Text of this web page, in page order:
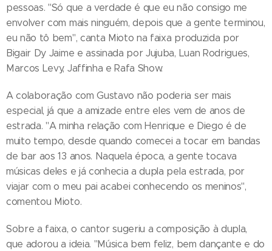
pessoas. "Só que a verdade é que eu não consigo me
envolver com mais ninguém, depois que a gente terminou,
eu não tô bem", canta Mioto na faixa produzida por
Bigair Dy Jaime e assinada por Jujuba, Luan Rodrigues,
Marcos Levy, Jaffinha e Rafa Show.
A colaboração com Gustavo não poderia ser mais
especial, já que a amizade entre eles vem de anos de
estrada. "A minha relação com Henrique e Diego é de
muito tempo, desde quando comecei a tocar em bandas
de bar aos 13 anos. Naquela época, a gente tocava
músicas deles e já conhecia a dupla pela estrada, por
viajar com o meu pai acabei conhecendo os meninos",
comentou Mioto.
Sobre a faixa, o cantor sugeriu a composição à dupla,
que adorou a ideia. "Música bem feliz, bem dançante e do